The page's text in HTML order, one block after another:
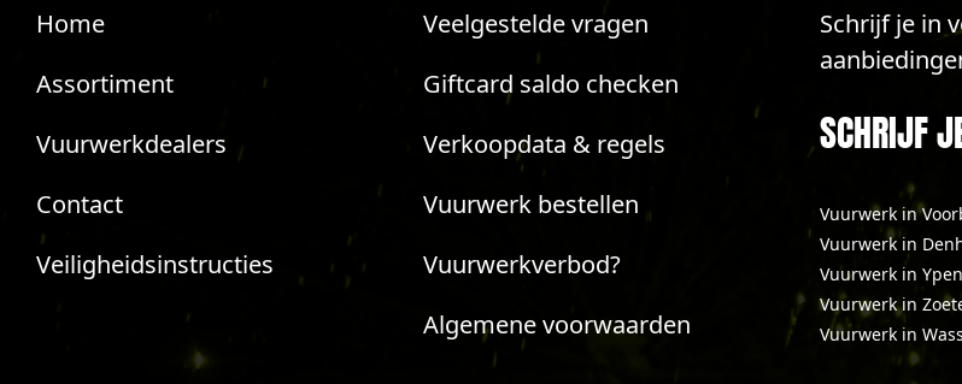
Home
Assortiment
Vuurwerkdealers
Contact
Veiligheidsinstructies
Veelgestelde vragen
Giftcard saldo checken
Verkoopdata & regels
Vuurwerk bestellen
Vuurwerkverbod?
Algemene voorwaarden
Schrijf je in
SCHRIJF
Vuurwerk in
Vuurwerk in
Vuurwerk in
Vuurwerk in
Vuurwerk in